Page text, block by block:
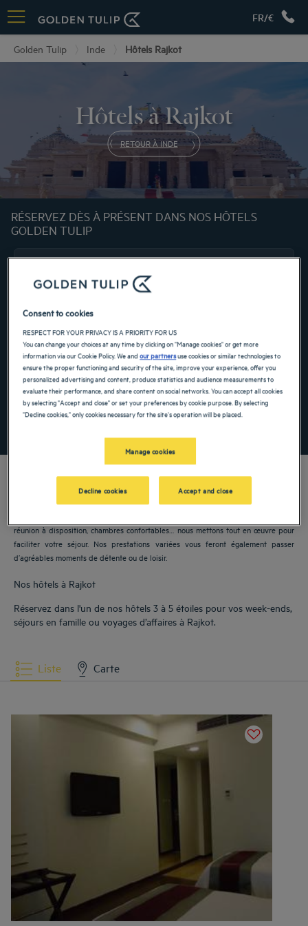
FR/€
Golden Tulip Inde Hôtels Rajkot
Hôtels à Rajkot
RETOUR À INDE
RÉSERVEZ DÈS À PRÉSENT DANS NOS HÔTELS
GOLDEN TULIP
Navigate forward to interact with the calendar and select a date. Press the
Navigate backward to interact with the
RECHERCHER
Ajouter un code
réunion à disposition, chambres confortables… nous mettons tout en œuvre pour
faciliter votre séjour. Nos prestations variées vous feront également passer
d’agréables moments de détente ou de loisir.
Nos hôtels à Rajkot
Réservez dans l'un de nos hôtels 3 à 5 étoiles pour vos week-ends,
séjours en famille ou voyages d’affaires à Rajkot.
Liste Carte
Consent to cookies
RESPECT FOR YOUR PRIVACY IS A PRIORITY FOR US
You can change your choices at any time by clicking on "Manage cookies" or get more
information via our Cookie Policy. We andour partnersuse cookies or similar technologies to
ensure the proper functioning and security of the site, improve your experience, offer you
personalized advertising and content, produce statistics and audience measurements to
evaluate their performance, and share content on social networks. You can accept all cookies
by selecting "Accept and close" or set your preferences by cookie purpose. By selecting
"Decline cookies," only cookies necessary for the site's operation will be placed.
Manage cookies
Decline cookies Accept and close